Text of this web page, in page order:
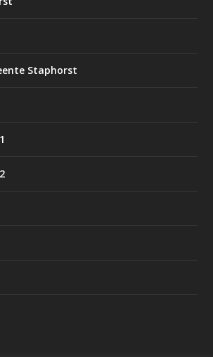
Staphorst